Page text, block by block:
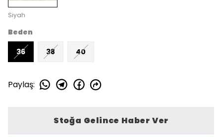
Siyah
Beden
36
38 40
Paylaş:
Stoğa Gelince Haber Ver